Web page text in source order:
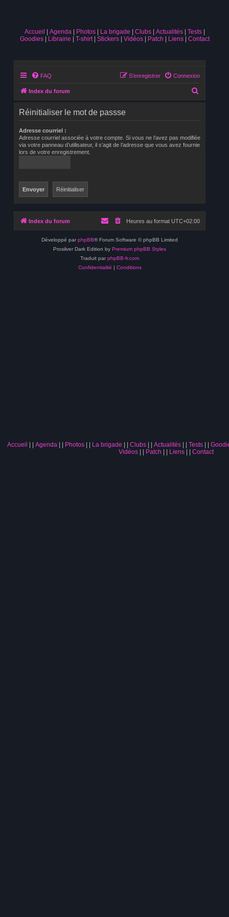
Accueil Agenda Photos La brigade Clubs Actualités
Tests
Goodies
Librairie T-shirt Stickers Vidéos Patch Liens Contact
FAQ Connexion
S’enregistrer
Index du forum
e
Réinitialiser le mot de passse
Adresse courriel :
Adresse courriel associée à votre compte. Si vous ne l’avez pas modifiée
via votre panneau d’utilisateur, il s’agit de l’adresse que vous avez fournie
lors de votre enregistrement.
Index du forum Heures au format UTC+02:00
Développé par phpBB® Forum Software © phpBB Limited
Prosilver Dark Edition by Premium phpBB Styles
Traduit par phpBB-fr.com
Confidentialité | Conditions
Accueil Agenda| Photos| La brigade Clubs| Actualités| Tests|
Vidéos| Patch Liens| Contact